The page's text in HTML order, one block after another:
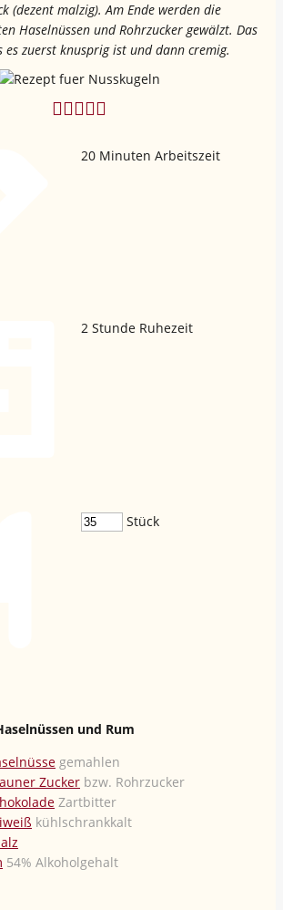
(dezent malzig). Am Ende werden die
Haselnüssen und Rohrzucker gewälzt. Das
es zuerst knusprig ist und dann cremig.
20 Minuten Arbeitszeit
2 Stunde Ruhezeit
Stück
und Rum
gemahlen
Zucker bzw. Rohrzucker
Zartbitter
kühlschrankkalt
54% Alkoholgehalt